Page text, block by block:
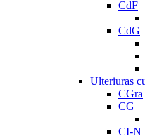
CdF
CdG
Ulteriuras
CGra
CG
CI-N